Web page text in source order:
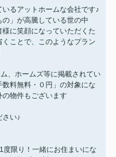
るアットホームな会社です♪
」が高騰している世の中
に笑顔になっていただくた
ことで、このようなプラン
、ホームズ等に掲載されてい
料無料・０円」の対象にな
物件もございます
さい♪
限り！一緒にお住まいにな